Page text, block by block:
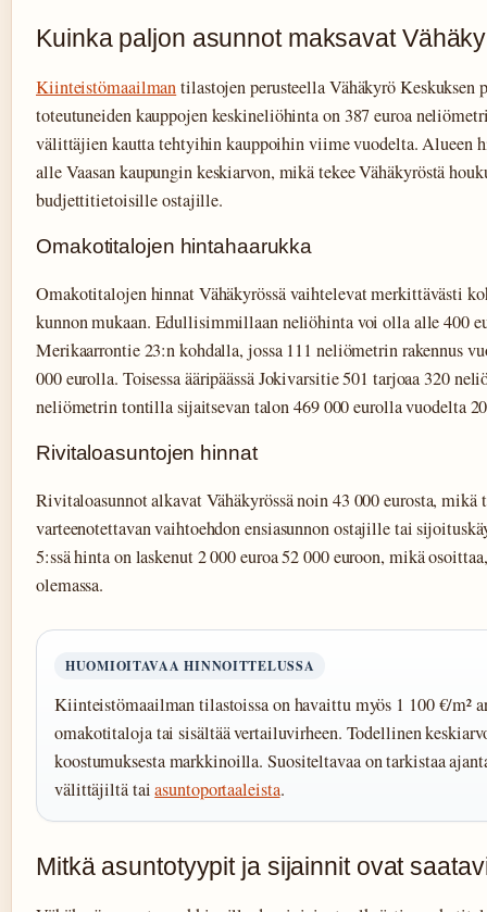
Kuinka paljon asunnot maksavat
Kiinteistömaailmantilastojen perusteella Vähäkyrö Keskuksen
toteutuneiden kauppojen keskineliöhinta on 387 euroa
välittäjien kautta tehtyihin kauppoihin viime vuodelta. Alueen
alle Vaasan kaupungin keskiarvon, mikä tekee Vähäkyröstä
budjettitietoisille ostajille.
Omakotitalojen hintahaarukka
Omakotitalojen hinnat Vähäkyrössä vaihtelevat merkittävästi
kunnon mukaan. Edullisimmillaan neliöhinta voi olla alle 400
Merikaarrontie 23:n kohdalla, jossa 111 neliömetrin rakennus
000 eurolla. Toisessa ääripäässä Jokivarsitie 501 tarjoaa 320
neliömetrin tontilla sijaitsevan talon 469 000 eurolla vuodelta
Rivitaloasuntojen hinnat
Rivitaloasunnot alkavat Vähäkyrössä noin 43 000 eurosta, mikä
varteenotettavan vaihtoehdon ensiasunnon ostajille tai
5:ssä hinta on laskenut 2 000 euroa 52 000 euroon, mikä
olemassa.
HUOMIOITAVAA HINNOITTELUSSA
Kiinteistömaailman tilastoissa on havaittu myös 1 100 €/m²
omakotitaloja tai sisältää vertailuvirheen. Todellinen
koostumuksesta markkinoilla. Suositeltavaa on tarkistaa
välittäjiltä taiasuntoportaaleista.
Mitkä asuntotyypit ja sijainnit ovat